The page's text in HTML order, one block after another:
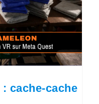
cache-cache